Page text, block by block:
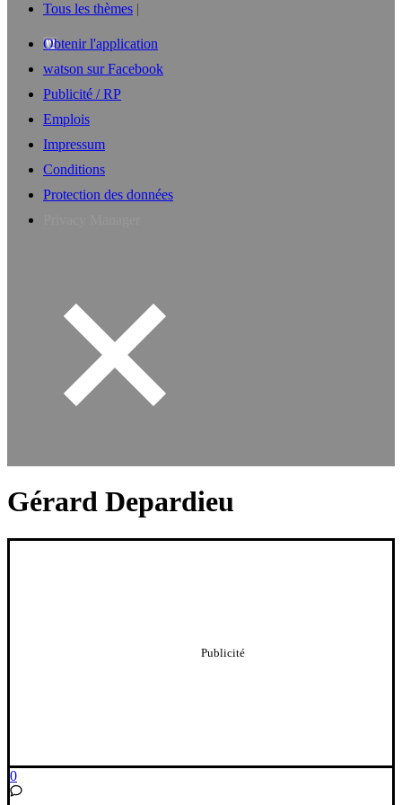
Tous les thèmes
Obtenir l'application
watson sur Facebook
Publicité / RP
Emplois
Impressum
Conditions
Protection des données
Gérard Depardieu
0